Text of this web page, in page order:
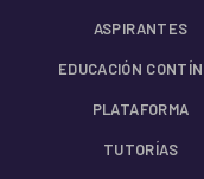
ASPIRANTES
EDUCACIÓN
PLATAFORMA
TUTORÍAS